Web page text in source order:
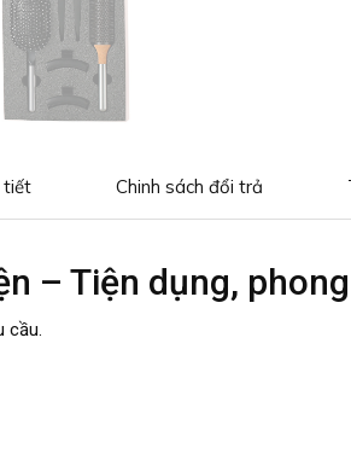
tiết Chinh sách đổi trả
– Tiện dụng,
cầu.